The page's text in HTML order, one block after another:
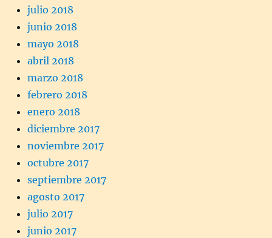
julio 2018
junio 2018
mayo 2018
abril 2018
marzo 2018
febrero 2018
enero 2018
diciembre 2017
noviembre 2017
octubre 2017
septiembre 2017
agosto 2017
julio 2017
junio 2017